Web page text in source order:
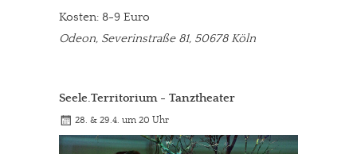
Kosten: 8-9 Euro
Odeon, Severinstraße 81, 50678 Köln
Seele.Territorium - Tanztheater
28. & 29.4. um 20 Uhr